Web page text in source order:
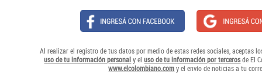
Al realizar el registro de tus datos por medio de estas redes sociales, aceptas
uso de tu información personaly eluso de tu información por tercerosde El
www.elcolombiano.comy el envío de noticias a tu